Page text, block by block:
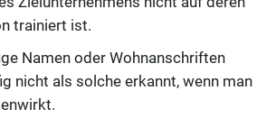
trainiert ist.
Namen oder Wohnanschriften
nicht als solche erkannt, wenn man